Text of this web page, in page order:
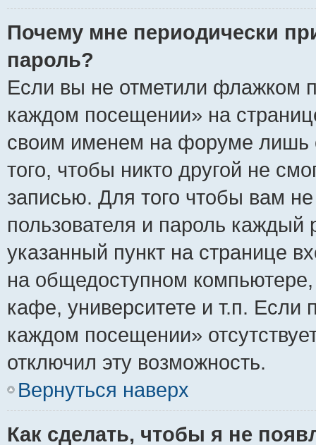
Почему мне периодически
пароль?
Если вы не отметили флажком
каждом посещении» на
своим именем на форуме лишь
того, чтобы никто другой не
записью. Для того чтобы вам
пользователя и пароль
указанный пункт на странице
на общедоступном
кафе, университете и т.п. Если
каждом посещении»
отключил эту возможность.
Вернуться наверх
Как сделать, чтобы я не